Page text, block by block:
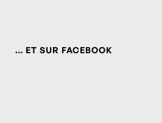
… ET SUR FACEBOOK